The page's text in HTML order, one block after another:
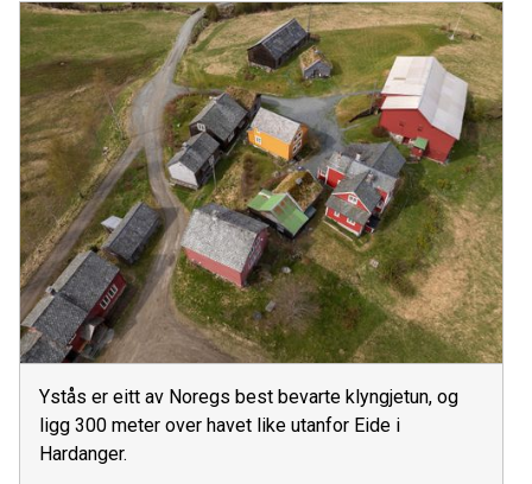
Ystås er eitt av Noregs best bevarte klyngjetun, og
ligg 300 meter over havet like utanfor Eide i
Hardanger.